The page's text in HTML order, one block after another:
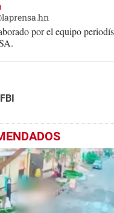
por el equipo
FBI